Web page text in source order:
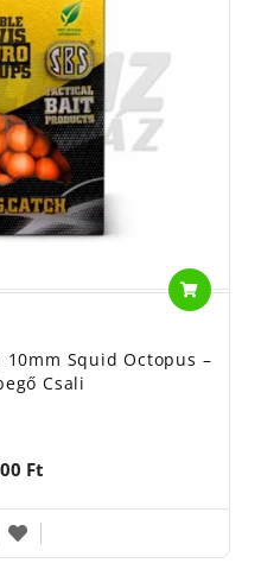
10mm Squid Octopus –
Csali
Ft